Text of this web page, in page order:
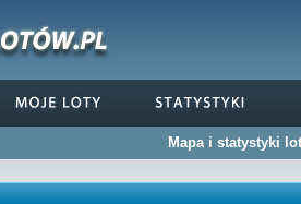
Mapa i statystyki